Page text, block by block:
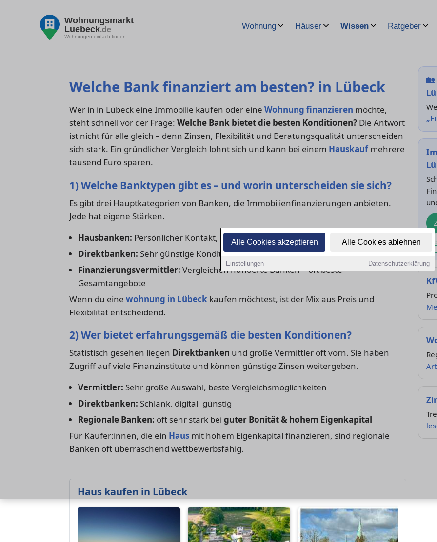
Alle Cookies akzeptieren Alle Cookies ablehnen
Einstellungen Datenschutzerklärung
Wohnungsmarkt
Luebeck.de
Wohnungen einfach finden
Wohnung Häuser Wissen Ratgeber
Welche Bank finanziert am besten? in Lübeck
Wer in in Lübeck eine Immobilie kaufen oder eine Wohnung finanzieren möchte,
steht schnell vor der Frage: Welche Bank bietet die besten Konditionen? Die Antwort
ist nicht für alle gleich – denn Zinsen, Flexibilität und Beratungsqualität unterscheiden
sich stark. Ein gründlicher Vergleich lohnt sich und kann bei einem Hauskauf mehrere
tausend Euro sparen.
1) Welche Banktypen gibt es – und worin unterscheiden sie sich?
Es gibt drei Hauptkategorien von Banken, die Immobilienfinanzierungen anbieten.
Jede hat eigene Stärken.
Hausbanken: Persönlicher Kontakt, gute Betreuung, oft etwas höhere Zinsen
Direktbanken: Sehr günstige Konditionen, schneller Prozess, weniger Beratung
Finanzierungsvermittler: Vergleichen hunderte Banken – oft beste
Gesamtangebote
Wenn du eine wohnung in Lübeck kaufen möchtest, ist der Mix aus Preis und
Flexibilität entscheidend.
2) Wer bietet erfahrungsgemäß die besten Konditionen?
Statistisch gesehen liegen Direktbanken und große Vermittler oft vorn. Sie haben
Zugriff auf viele Finanzinstitute und können günstige Zinsen weitergeben.
Vermittler: Sehr große Auswahl, beste Vergleichsmöglichkeiten
Direktbanken: Schlank, digital, günstig
Regionale Banken: oft sehr stark bei guter Bonität & hohem Eigenkapital
Für Käufer:innen, die ein Haus mit hohem Eigenkapital finanzieren, sind regionale
Banken oft überraschend wettbewerbsfähig.
Haus kaufen in Lübeck
🏡